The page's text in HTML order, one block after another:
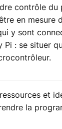
contrôle du
en mesure
y sont
Pi : se situer
et
la